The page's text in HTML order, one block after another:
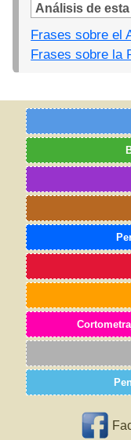
Análisis de
Frases sobre el
Frases sobre la